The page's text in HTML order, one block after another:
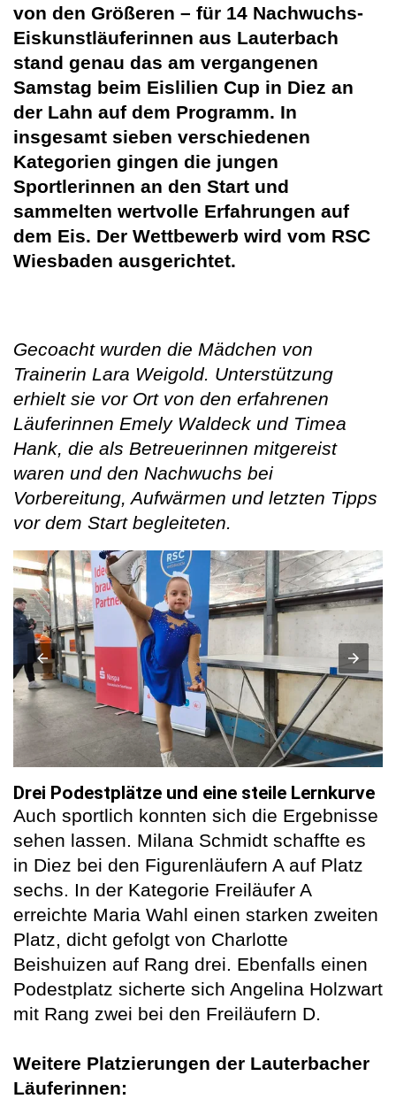
von den Größeren – für 14 Nachwuchs-
Eiskunstläuferinnen aus Lauterbach
stand genau das am vergangenen
Samstag beim Eislilien Cup in Diez an
der Lahn auf dem Programm. In
insgesamt sieben verschiedenen
Kategorien gingen die jungen
Sportlerinnen an den Start und
sammelten wertvolle Erfahrungen auf
dem Eis. Der Wettbewerb wird vom RSC
Wiesbaden ausgerichtet.
Gecoacht wurden die Mädchen von
Trainerin Lara Weigold. Unterstützung
erhielt sie vor Ort von den erfahrenen
Läuferinnen Emely Waldeck und Timea
Hank, die als Betreuerinnen mitgereist
waren und den Nachwuchs bei
Vorbereitung, Aufwärmen und letzten Tipps
vor dem Start begleiteten.
Drei Podestplätze und eine steile Lernkurve
Auch sportlich konnten sich die Ergebnisse
sehen lassen. Milana Schmidt schaffte es
in Diez bei den Figurenläufern A auf Platz
sechs. In der Kategorie Freiläufer A
erreichte Maria Wahl einen starken zweiten
Platz, dicht gefolgt von Charlotte
Beishuizen auf Rang drei. Ebenfalls einen
Podestplatz sicherte sich Angelina Holzwart
mit Rang zwei bei den Freiläufern D.
Weitere Platzierungen der Lauterbacher
Läuferinnen: